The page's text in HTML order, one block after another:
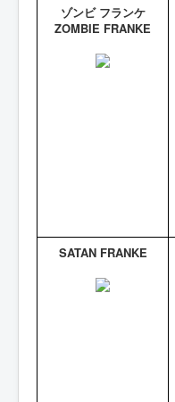
ゾンビ フランケ
ZOMBIE FRANKE
SATAN FRANKE